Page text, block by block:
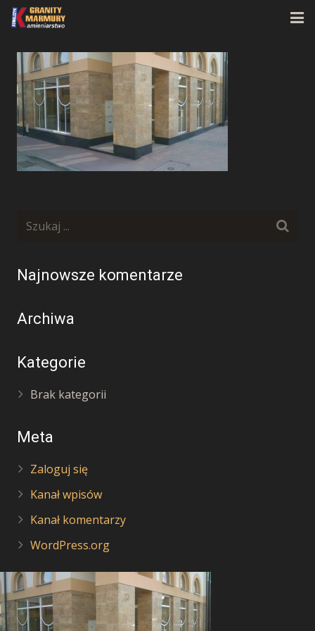
Strona główna
O firmie
Oferta
Realizacje
Najnowsze komentarze
Archiwa
Kategorie
Brak kategorii
Meta
Zaloguj się
Kanał wpisów
Kanał komentarzy
WordPress.org